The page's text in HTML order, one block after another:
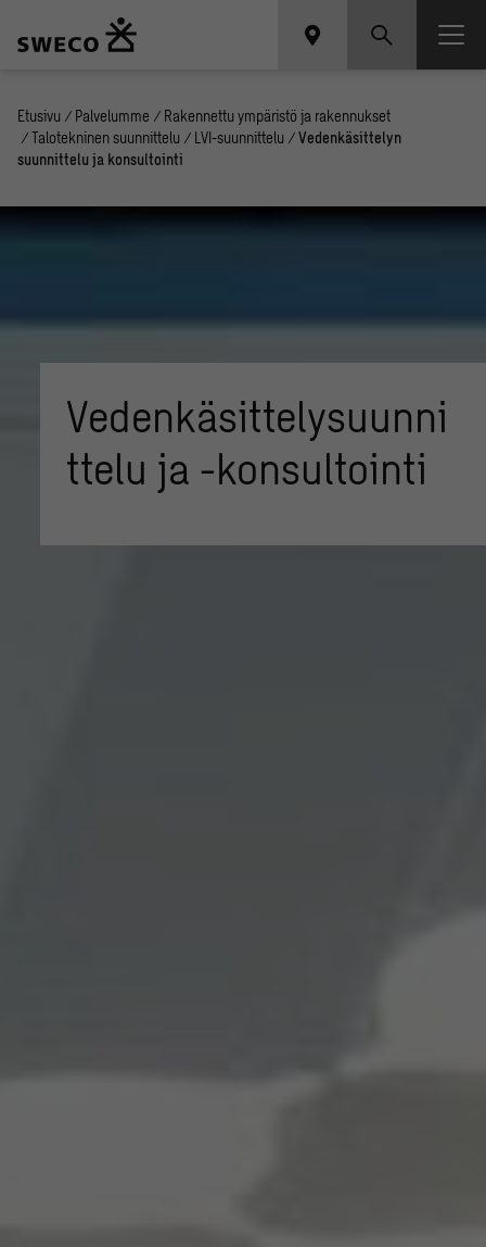
Etusivu / Palvelumme / Rakennettu ympäristö ja rakennukset
/ Talotekninen suunnittelu / LVI-suunnittelu / Vedenkäsittelyn
suunnittelu ja konsultointi
Vedenkäsittelysuunni
ttelu ja -konsultointi